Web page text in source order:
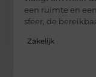
een ruimte en
sfeer, de
Zakelijk